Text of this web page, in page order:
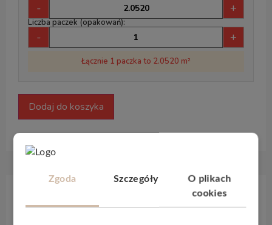
- +
Liczba paczek (opakowań):
- +
Łącznie 1 paczka to 2.0520 m²
Dodaj do koszyka
Opis produktu
Zgoda Szczegóły
O plikach
cookies